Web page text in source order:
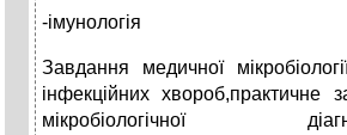
-імунологія
Завдання медичної
інфекційних хвороб,практичне
мікробіологічної